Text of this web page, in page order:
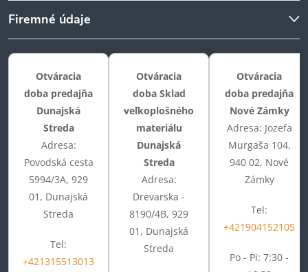
Firemné údaje
Otváracia
doba predajňa
Dunajská
Streda
Adresa:
Povodská cesta
5994/3A, 929
01, Dunajská
Streda
Tel:
+421315513013
Otváracia
doba Sklad
veľkoplošného
materiálu
Dunajská
Streda
Adresa:
Drevarska -
8190/4B, 929
01, Dunajská
Streda
Otváracia
doba predajňa
Nové Zámky
Adresa: Jozefa
Murgaša 104,
940 02, Nové
Zámky
Tel:
+421904152105
Po - Pi: 7:30 -